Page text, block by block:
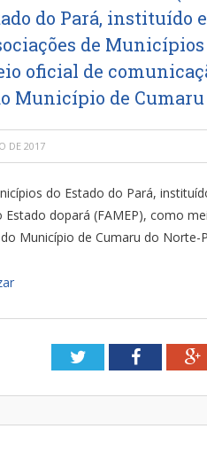
do Pará, instituído
de
oficial de
Município de Cumaru
DE 2017
do Estado do Pará,
Estado dopará (FAMEP), como
Município de Cumaru do Norte-
TwitterFacebook